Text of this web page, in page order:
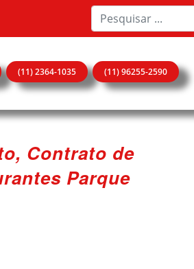
(11) 2364-1035 (11) 96255-2590
Contrato de
Parque